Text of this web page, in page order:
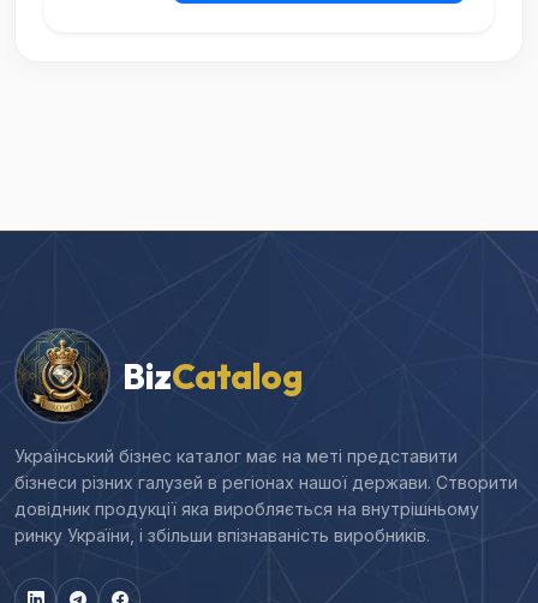
BizCatalog
Український бізнес каталог має на меті представити
бізнеси різних галузей в регіонах нашої держави. Створити
довідник продукції яка виробляється на внутрішньому
ринку України, і збільши впізнаваність виробників.